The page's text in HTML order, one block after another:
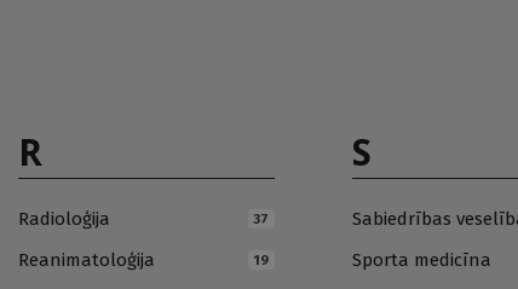
R
Radioloģija 37
Reanimatoloģija 19
S
Sabiedrības
Sporta medicīna